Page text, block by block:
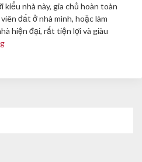
kiểu nhà này, gia chủ hoàn toàn
đất ở nhà mình, hoặc làm
hiện đại, rất tiện lợi và giàu